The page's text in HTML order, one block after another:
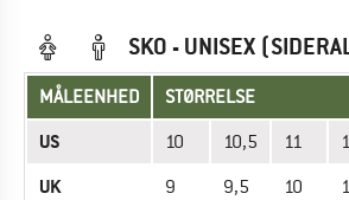
SKO - UNISEX
MÅLEENHED STØRRELSE
US 10 10,5 11
UK 9 9,5 10